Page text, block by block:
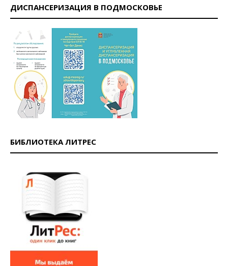
ДИСПАНСЕРИЗАЦИЯ В ПОДМОСКОВЬЕ
БИБЛИОТЕКА ЛИТРЕС